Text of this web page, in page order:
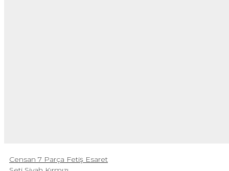
Censan 7 Parça Fetiş Esaret